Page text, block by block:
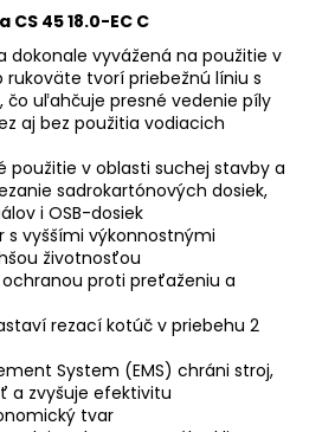
CS 45 18.0-EC C
dokonale vyvážená na použitie v
rukoväte tvorí priebežnú líniu s
uľahčuje presné vedenie píly
aj bez použitia vodiacich
použitie v oblasti suchej stavby a
sadrokartónových dosiek,
i OSB-dosiek
s vyššími výkonnostnými
životnosťou
ochranou proti preťaženiu a
rezací kotúč v priebehu 2
System (EMS) chráni stroj,
a zvyšuje efektivitu
tvar